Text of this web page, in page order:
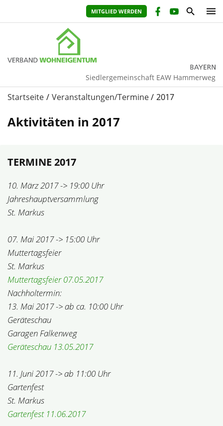
MITGLIED WERDEN
Siedlergemeinschaft EAW Hammerweg
Startseite Veranstaltungen/Termine 2017
Aktivitäten in 2017
TERMINE 2017
10. März 2017 -> 19:00 Uhr
Jahreshauptversammlung
St. Markus
07. Mai 2017 -> 15:00 Uhr
Muttertagsfeier
St. Markus
Muttertagsfeier 07.05.2017
Nachholtermin:
13. Mai 2017 -> ab ca. 10:00 Uhr
Geräteschau
Garagen Falkenweg
Geräteschau 13.05.2017
11. Juni 2017 -> ab 11:00 Uhr
Gartenfest
St. Markus
Gartenfest 11.06.2017